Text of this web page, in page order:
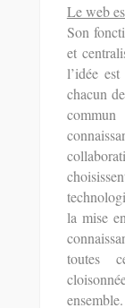
Le web
Son
et
l’idée
chacun
la mise
toutes
ensemble.